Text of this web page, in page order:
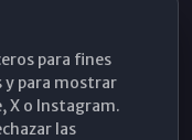
para fines
y para mostrar
X o Instagram.
las